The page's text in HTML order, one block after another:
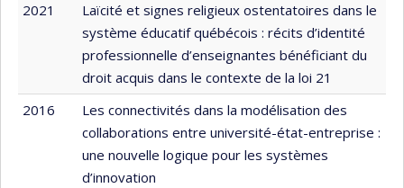
2021
Laïcité et signes religieux ostentatoires dans le
système éducatif québécois : récits d’identité
professionnelle d’enseignantes bénéficiant du
droit acquis dans le contexte de la loi 21
2016
Les connectivités dans la modélisation des
collaborations entre université-état-entreprise :
une nouvelle logique pour les systèmes
d’innovation